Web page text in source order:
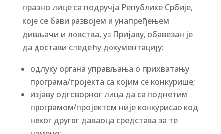
правно лице са подручја Републике Србије,
које се бави развојем и унапређењем
дивљачи и ловства, уз Пријаву, обавезан је
да достави следећу документацију:
одлуку органа управљања о прихватању
програма/пројекта са којим се конкурише;
изјаву одговорног лица да са поднетим
програмом/пројектом није конкурисао код
неког другог даваоца средстава за те